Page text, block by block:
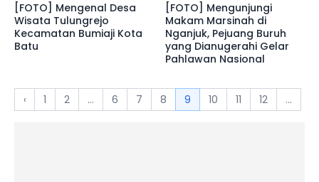
[FOTO] Mengenal Desa
Wisata Tulungrejo
Kecamatan Bumiaji Kota
Batu
[FOTO] Mengunjungi
Makam Marsinah di
Nganjuk, Pejuang Buruh
yang Dianugerahi Gelar
Pahlawan Nasional
‹ 1 2 ... 6 7 8 9 10 11 12 ...